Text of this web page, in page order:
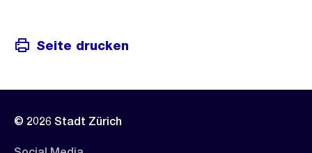
Seite drucken
© 2026 Stadt Zürich